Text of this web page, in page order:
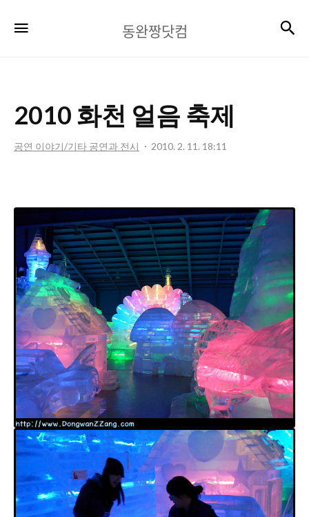
완
컴
동완짱닷컴
2010 화천 얼음 축제
공연 이야기/기타 공연과 전시 2010. 2. 11. 18:11